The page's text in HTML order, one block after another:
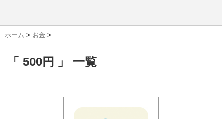
ホーム > お金 >
「 500円 」 一覧